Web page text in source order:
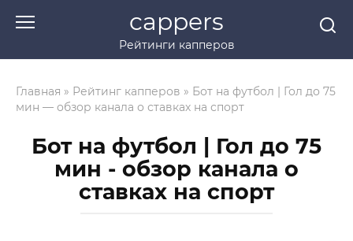
cappers
Рейтинги капперов
Главная » Рейтинг капперов » Бот на футбол | Гол до 75
мин — обзор канала о ставках на спорт
Бот на футбол | Гол до 75
мин - обзор канала о
ставках на спорт